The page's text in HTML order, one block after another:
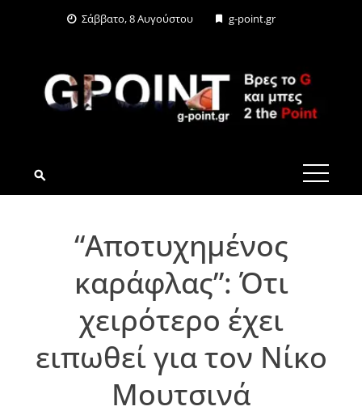
Σάββατο, 8 Αυγούστου g-point.gr
G-POINT.GR
“Αποτυχημένος
καράφλας”: Ότι
χειρότερο έχει
ειπωθεί για τον Νίκο
Μουτσινά